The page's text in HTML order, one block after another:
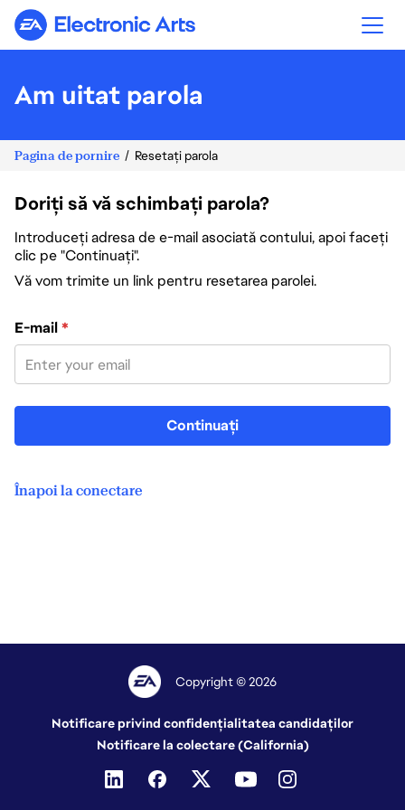
Electronic Arts
Am uitat parola
Pagina de pornire Resetați parola
Doriți să vă schimbați parola?
Introduceți adresa de e-mail asociată contului, apoi faceți
clic pe "Continuați".
Vă vom trimite un link pentru resetarea parolei.
Resetați parola cu adresa de e-mail
E-mail*
Continuați
Înapoi la conectare
Copyright © 2026
Notificare privind confidențialitatea candidaților
Notificare la colectare (California)